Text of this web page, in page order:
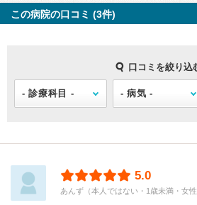
この病院の口コミ (3件)
口コミを絞り込
5.0
あんず（本人ではない・1歳未満・女性